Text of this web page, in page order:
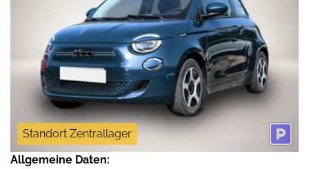
Standort Zentrallager
Allgemeine Daten: